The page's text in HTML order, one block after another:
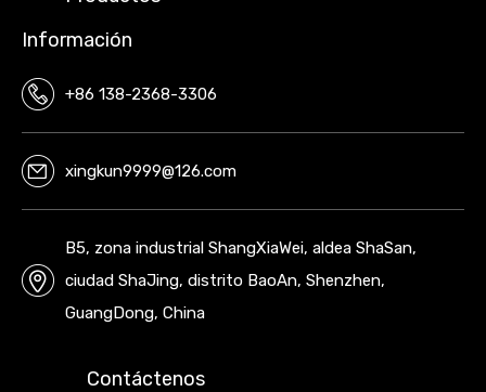
Información
+86 138-2368-3306
xingkun9999@126.com
B5, zona industrial ShangXiaWei, aldea ShaSan,
ciudad ShaJing, distrito BaoAn, Shenzhen,
GuangDong, China
Contáctenos